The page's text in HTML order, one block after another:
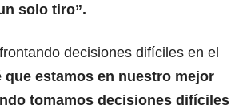
solo tiro”.
decisiones difíciles en el
que estamos en nuestro mejor
tomamos decisiones difíciles